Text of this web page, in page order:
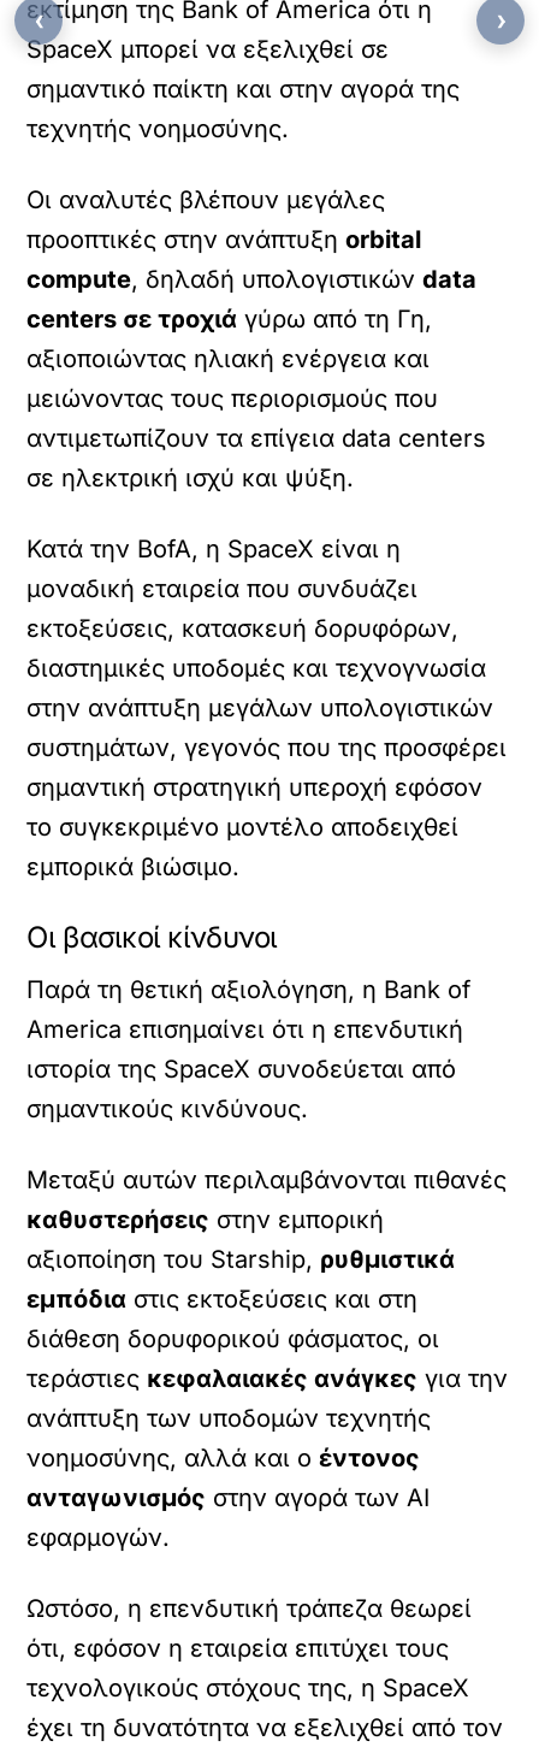
εκτίμηση της Bank of America ότι η
SpaceX μπορεί να εξελιχθεί σε
σημαντικό παίκτη και στην αγορά της
τεχνητής νοημοσύνης.
Οι αναλυτές βλέπουν μεγάλες
προοπτικές στην ανάπτυξηorbital
compute, δηλαδή υπολογιστικώνdata
centers σε τροχιά γύρω από τη Γη,
αξιοποιώντας ηλιακή ενέργεια και
μειώνοντας τους περιορισμούς που
αντιμετωπίζουν τα επίγεια data centers
σε ηλεκτρική ισχύ και ψύξη.
Κατά την BofA, η SpaceX είναι η
μοναδική εταιρεία που συνδυάζει
εκτοξεύσεις, κατασκευή δορυφόρων,
διαστημικές υποδομές και τεχνογνωσία
στην ανάπτυξη μεγάλων υπολογιστικών
συστημάτων, γεγονός που της προσφέρει
σημαντική στρατηγική υπεροχή εφόσον
το συγκεκριμένο μοντέλο αποδειχθεί
εμπορικά βιώσιμο.
Οι βασικοί κίνδυνοι
Παρά τη θετική αξιολόγηση, η Bank of
America επισημαίνει ότι η επενδυτική
ιστορία της SpaceX συνοδεύεται από
σημαντικούς κινδύνους.
Μεταξύ αυτών περιλαμβάνονται πιθανές
καθυστερήσεις στην εμπορική
αξιοποίηση του Starship, ρυθμιστικά
εμπόδια στις εκτοξεύσεις και στη
διάθεση δορυφορικού φάσματος, οι
τεράστιες κεφαλαιακές ανάγκες για την
ανάπτυξη των υποδομών τεχνητής
νοημοσύνης, αλλά και οέντονος
ανταγωνισμός στην αγορά των AI
εφαρμογών.
Ωστόσο, η επενδυτική τράπεζα θεωρεί
ότι, εφόσον η εταιρεία επιτύχει τους
τεχνολογικούς στόχους της, η SpaceX
έχει τη δυνατότητα να εξελιχθεί από τον
‹ ›